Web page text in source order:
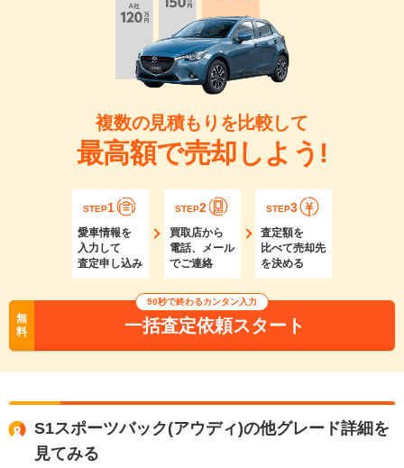
複数の見積もりを比較して
最高額で売却しよう!
STEP1
愛車情報を
入力して
査定申し込み
STEP2
買取店から
電話、メール
でご連絡
STEP3
査定額を
比べて売却先
を決める
無
料
90秒で終わるカンタン入力
一括査定依頼スタート
S1スポーツバック(アウディ)の他グレード詳細を
見てみる